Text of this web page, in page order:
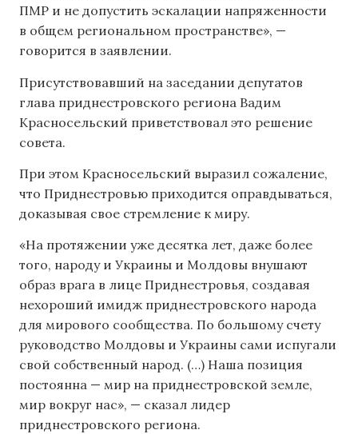
ПМР и не допустить эскалации напряженности
в общем региональном пространстве», —
говорится в заявлении.
Присутствовавший на заседании депутатов
глава приднестровского региона Вадим
Красносельский приветствовал это решение
совета.
При этом Красносельский выразил сожаление,
что Приднестровью приходится оправдываться,
доказывая свое стремление к миру.
«На протяжении уже десятка лет, даже более
того, народу и Украины и Молдовы внушают
образ врага в лице Приднестровья, создавая
нехороший имидж приднестровского народа
для мирового сообщества. По большому счету
руководство Молдовы и Украины сами испугали
свой собственный народ. (…) Наша позиция
постоянна — мир на приднестровской земле,
мир вокруг нас», — сказал лидер
приднестровского региона.